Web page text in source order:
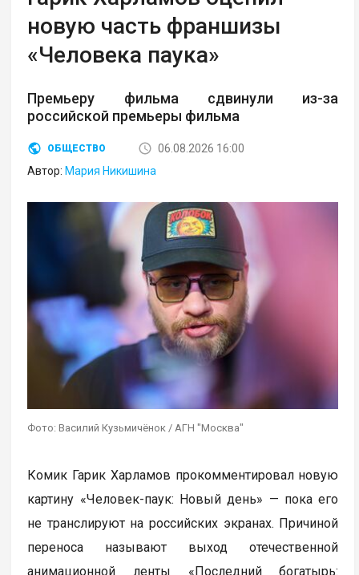
новую часть франшизы
«Человека паука»
Премьеру фильма сдвинули из-за
российской премьеры фильма
ОБЩЕСТВО
06.08.2026 16:00
Автор: Мария Никишина
Фото: Василий Кузьмичёнок / АГН "Москва"
Комик Гарик Харламов прокомментировал новую
картину «Человек-паук: Новый день» — пока его
не транслируют на российских экранах. Причиной
переноса называют выход отечественной
анимационной ленты «Последний богатырь: